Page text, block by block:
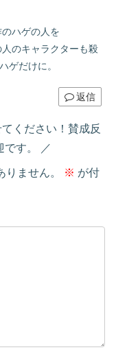
ハゲの人を
のキャラクターも殺
ゲだけに。
返信
ください！賛成反
です。
ません。 ※ が付